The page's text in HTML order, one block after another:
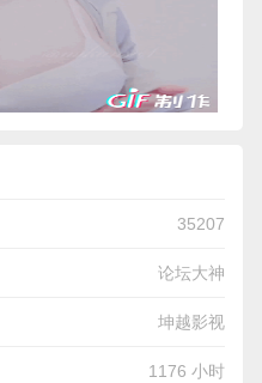
35207
论坛大神
坤越影视
1176 小时